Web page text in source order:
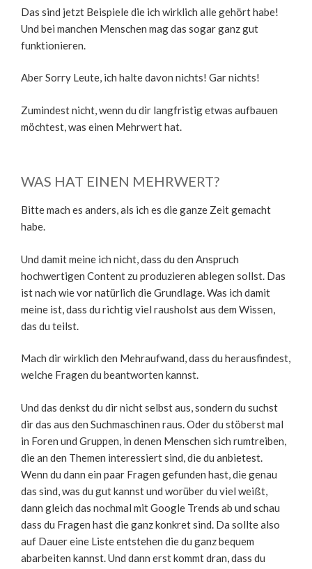
Das sind jetzt Beispiele die ich wirklich alle gehört habe!
Und bei manchen Menschen mag das sogar ganz gut
funktionieren.
Aber Sorry Leute, ich halte davon nichts! Gar nichts!
Zumindest nicht, wenn du dir langfristig etwas aufbauen
möchtest, was einen Mehrwert hat.
WAS HAT EINEN MEHRWERT?
Bitte mach es anders, als ich es die ganze Zeit gemacht
habe.
Und damit meine ich nicht, dass du den Anspruch
hochwertigen Content zu produzieren ablegen sollst. Das
ist nach wie vor natürlich die Grundlage. Was ich damit
meine ist, dass du richtig viel rausholst aus dem Wissen,
das du teilst.
Mach dir wirklich den Mehraufwand, dass du herausfindest,
welche Fragen du beantworten kannst.
Und das denkst du dir nicht selbst aus, sondern du suchst
dir das aus den Suchmaschinen raus. Oder du stöberst mal
in Foren und Gruppen, in denen Menschen sich rumtreiben,
die an den Themen interessiert sind, die du anbietest.
Wenn du dann ein paar Fragen gefunden hast, die genau
das sind, was du gut kannst und worüber du viel weißt,
dann gleich das nochmal mit Google Trends ab und schau
dass du Fragen hast die ganz konkret sind. Da sollte also
auf Dauer eine Liste entstehen die du ganz bequem
abarbeiten kannst. Und dann erst kommt dran, dass du